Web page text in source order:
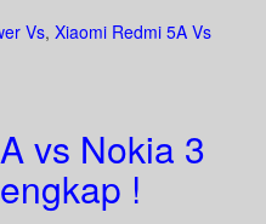
Vs, Xiaomi Redmi 5A Vs
vs Nokia 3
!